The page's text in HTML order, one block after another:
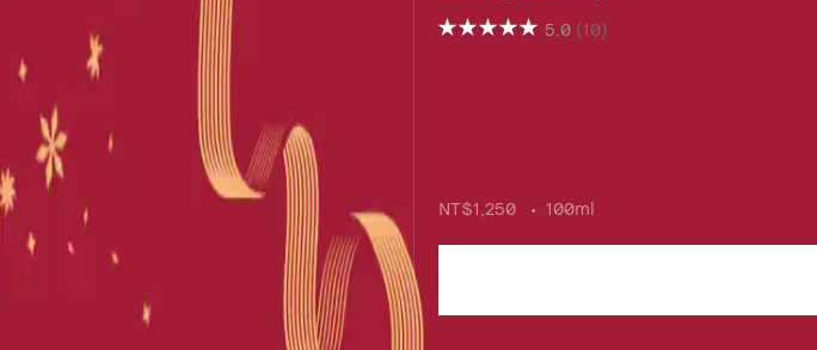
5.0 (10)
NT$1,250 100ml